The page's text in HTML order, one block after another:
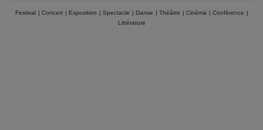
Festival | Concert | Exposition | Spectacle | Danse | Théâtre | Cinéma | Conférence |
Littérature